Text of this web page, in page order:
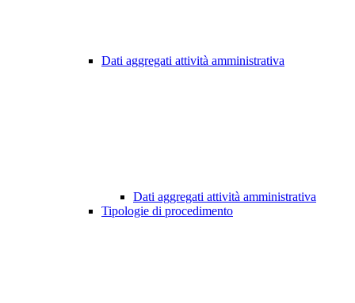
Dati aggregati attività amministrativa
Dati aggregati attività amministrativa
Tipologie di procedimento